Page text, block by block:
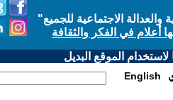
الاجتماعية للجميع"
أعلام في الفكر والثقافة
الموقع البديل
English